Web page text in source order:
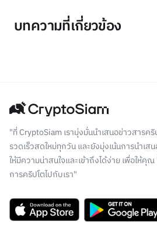
บทความที่เกี่ยวข้อง
"ที่ CryptoSiam เรามุ่งมั่นนำเสนอข่าวสารค
รวดเร็วสดใหม่ทุกวัน และยังมุ่งเน้นการนำเส
ให้มีความน่าสนใจและเข้าถึงได้ง่าย เพื่อให้คุ
การคริปโตไปกับเรา"